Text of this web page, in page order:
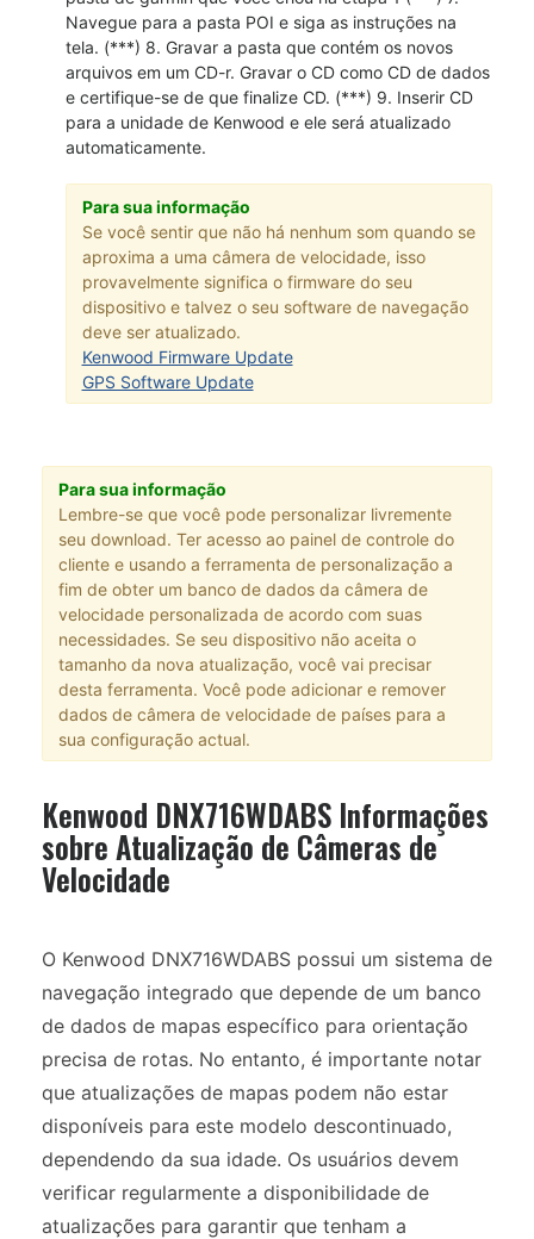
Navegue para a pasta POI e siga as instruções na
tela. (***) 8. Gravar a pasta que contém os novos
arquivos em um CD-r. Gravar o CD como CD de dados
e certifique-se de que finalize CD. (***) 9. Inserir CD
para a unidade de Kenwood e ele será atualizado
automaticamente.
Para sua informação
Se você sentir que não há nenhum som quando se
aproxima a uma câmera de velocidade, isso
provavelmente significa o firmware do seu
dispositivo e talvez o seu software de navegação
deve ser atualizado.
Kenwood Firmware Update
GPS Software Update
Para sua informação
Lembre-se que você pode personalizar livremente
seu download. Ter acesso ao painel de controle do
cliente e usando a ferramenta de personalização a
fim de obter um banco de dados da câmera de
velocidade personalizada de acordo com suas
necessidades. Se seu dispositivo não aceita o
tamanho da nova atualização, você vai precisar
desta ferramenta. Você pode adicionar e remover
dados de câmera de velocidade de países para a
sua configuração actual.
Kenwood DNX716WDABS Informações
sobre Atualização de Câmeras de
Velocidade
O Kenwood DNX716WDABS possui um sistema de
navegação integrado que depende de um banco
de dados de mapas específico para orientação
precisa de rotas. No entanto, é importante notar
que atualizações de mapas podem não estar
disponíveis para este modelo descontinuado,
dependendo da sua idade. Os usuários devem
verificar regularmente a disponibilidade de
atualizações para garantir que tenham a